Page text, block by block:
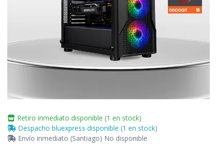
Retiro inmediato disponible (1 en stock)
Despacho bluexpress disponible (1 en stock)
Envío inmediato (Santiago) No disponible